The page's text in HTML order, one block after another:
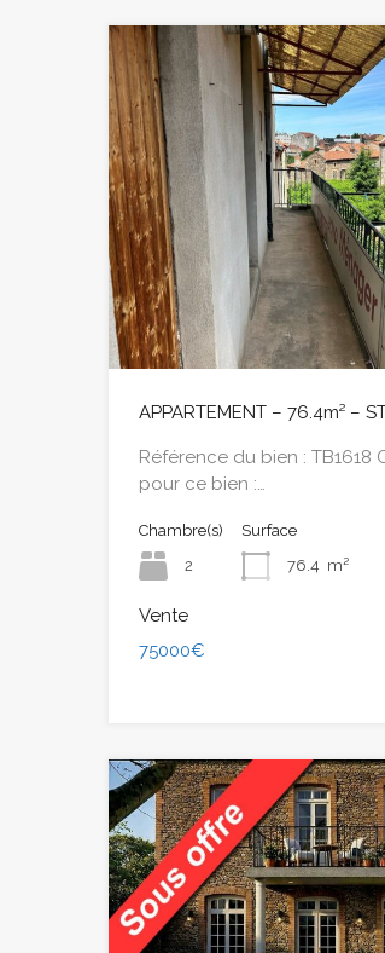
APPARTEMENT – 76.4m² –
Référence du bien : TB1618
pour ce bien :…
Chambre(s)
2
Surface
76.4 m²
Vente
75000€